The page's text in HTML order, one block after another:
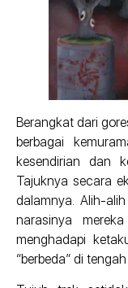
Berangkat dari
berbagai
kesendirian dan
Tajuknya secara
dalamnya. Alih-
narasinya
menghadapi
“berbeda” di